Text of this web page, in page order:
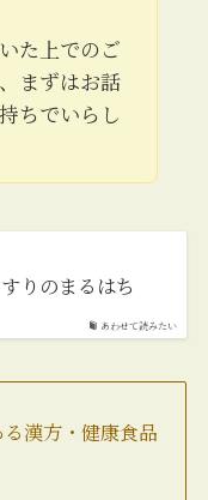
た上でのご
まずはお話
ちでいらし
あわせて読みたい
りのまるはち
漢方・健康食品